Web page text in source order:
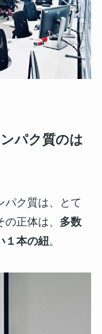
パク質のは
パク質は、とて
正体は、 多数
１本の紐。